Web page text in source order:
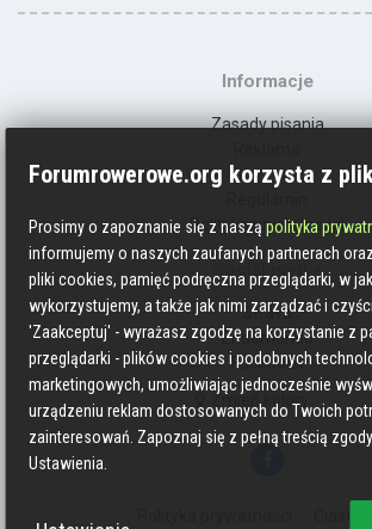
Informacje
Zasady pisania
Kontakt
Polityka prywatności
Social media
Strava
Endomondo
Facebook
Zmień kolory
Forumrowerowe.org korzysta z
Prosimy o zapoznanie się z nasząpolityka
informujemy o naszych zaufanych partnerach
pliki cookies, pamięć podręczna przeglądarki, w
wykorzystujemy, a także jak nimi zarządzać i
'Zaakceptuj' - wyrażasz zgodzę na korzystanie z
przeglądarki - plików cookies i podobnych
marketingowych, umożliwiając jednocześnie
urządzeniu reklam dostosowanych do Twoich
zainteresowań. Zapoznaj się z pełną treścią
Ustawienia.